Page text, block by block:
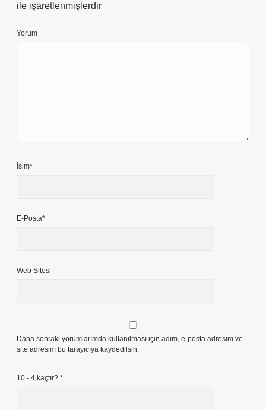
ile işaretlenmişlerdir
Yorum
İsim*
E-Posta*
Web Sitesi
Daha sonraki yorumlarımda kullanılması için adım, e-posta adresim ve
site adresim bu tarayıcıya kaydedilsin.
10 - 4 kaçtır? *